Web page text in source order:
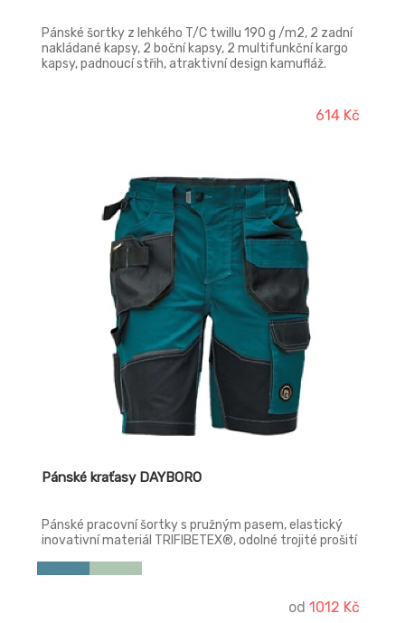
Pánské šortky z lehkého T/C twillu 190 g /m2, 2 zadní
nakládané kapsy, 2 boční kapsy, 2 multifunkční kargo
kapsy, padnoucí střih, atraktivní design kamufláž.
614 Kč
Pánské kraťasy DAYBORO
Pánské pracovní šortky s pružným pasem, elastický
inovativní materiál TRIFIBETEX®, odolné trojité prošití
od 1012 Kč